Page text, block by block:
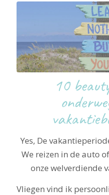
10
Yes, De
We reizen in de auto
onze welverdiende
Vliegen vind ik